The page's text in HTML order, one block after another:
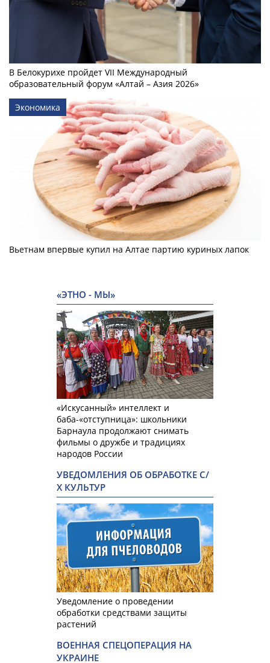
В Белокурихе пройдет VII Международный
образовательный форум «Алтай – Азия 2026»
Экономика
Вьетнам впервые купил на Алтае партию куриных лапок
«ЭТНО - МЫ»
«Искусанный» интеллект и
баба-«отступница»: школьники
Барнаула продолжают снимать
фильмы о дружбе и традициях
народов России
УВЕДОМЛЕНИЯ ОБ ОБРАБОТКЕ С/
Х КУЛЬТУР
Уведомление о проведении
обработки средствами защиты
растений
ВОЕННАЯ СПЕЦОПЕРАЦИЯ НА
УКРАИНЕ